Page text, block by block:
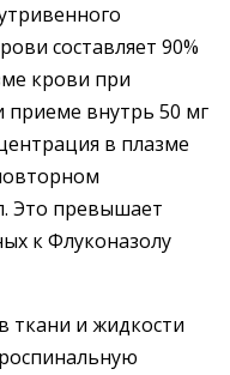
составляет 90%
крови при
внутрь 50 мг
в плазме
Это превышает
к Флуконазолу
ткани и жидкости